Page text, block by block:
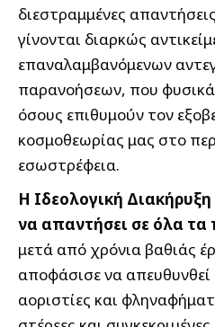
διεστραμμένες
γίνονται διαρκώς
επαναλαμβανόμενων
παρανοήσεων, που
όσους επιθυμούν τον
κοσμοθεωρίας μας στο
εσωστρέφεια.
Η Ιδεολογική
να απαντήσει σε όλα
μετά από χρόνια βαθιάς
αποφάσισε να
αοριστίες και